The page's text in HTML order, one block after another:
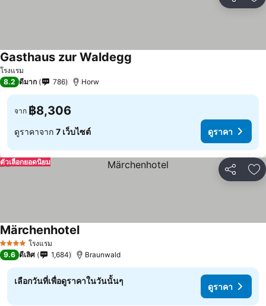
เ
โรงแรม
Gasthaus zur Waldegg
8.2 ดีมาก 786 Horw
จาก ฿8,306
ดูราคาจาก 7 เว็บไซต์ ดูราคา
แชร์ เ
ตัวเลือกยอดนิยม
4 ดาว โรงแรม
Märchenhotel
9.6 ดีเลิศ 1,684 Braunwald
เลือกวันที่เพื่อดูราคาในวันนั้นๆ
ดูราคา